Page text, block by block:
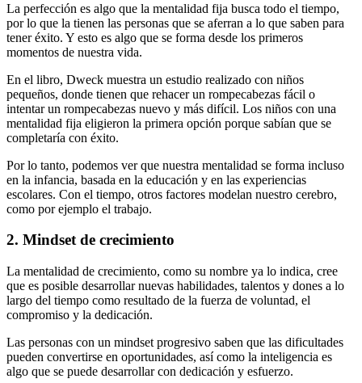
La perfección es algo que la mentalidad fija busca todo el tiempo,
por lo que la tienen las personas que se aferran a lo que saben para
tener éxito. Y esto es algo que se forma desde los primeros
momentos de nuestra vida.
En el libro, Dweck muestra un estudio realizado con niños
pequeños, donde tienen que rehacer un rompecabezas fácil o
intentar un rompecabezas nuevo y más difícil. Los niños con una
mentalidad fija eligieron la primera opción porque sabían que se
completaría con éxito.
Por lo tanto, podemos ver que nuestra mentalidad se forma incluso
en la infancia, basada en la educación y en las experiencias
escolares. Con el tiempo, otros factores modelan nuestro cerebro,
como por ejemplo el trabajo.
2. Mindset de crecimiento
La mentalidad de crecimiento, como su nombre ya lo indica, cree
que es posible desarrollar nuevas habilidades, talentos y dones a lo
largo del tiempo como resultado de la fuerza de voluntad, el
compromiso y la dedicación.
Las personas con un mindset progresivo saben que las dificultades
pueden convertirse en oportunidades, así como la inteligencia es
algo que se puede desarrollar con dedicación y esfuerzo.